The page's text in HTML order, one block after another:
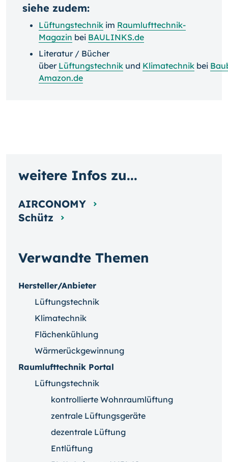
siehe zudem:
Lüftungstechnik im Raumlufttechnik-
Magazin bei BAULINKS.de
Literatur / Bücher
über Lüftungstechnik und Klimatechnik bei
Amazon.de
Verwandte Themen
Hersteller/Anbieter
Lüftungstechnik
Klimatechnik
Flächenkühlung
Wärmerückgewinnung
Raumlufttechnik Portal
Lüftungstechnik
kontrollierte Wohnraumlüftung
zentrale Lüftungsgeräte
dezentrale Lüftung
Entlüftung
weitere Infos zu...
AIRCONOMY
Schütz